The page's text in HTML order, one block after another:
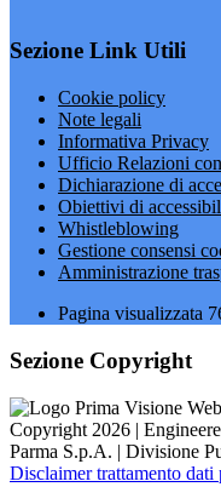
Sezione Link Utili
Cookie policy
Note legali
Informativa Privacy
Ufficio Relazioni
Dichiarazione di
Obiettivi di
Whistleblowing
Gestione consensi
Amministrazione
Pagina visualizzata
Sezione Copyright
Copyright 2026 |
Parma S.p.A. | Divisione
Disclaimer trattamento dati